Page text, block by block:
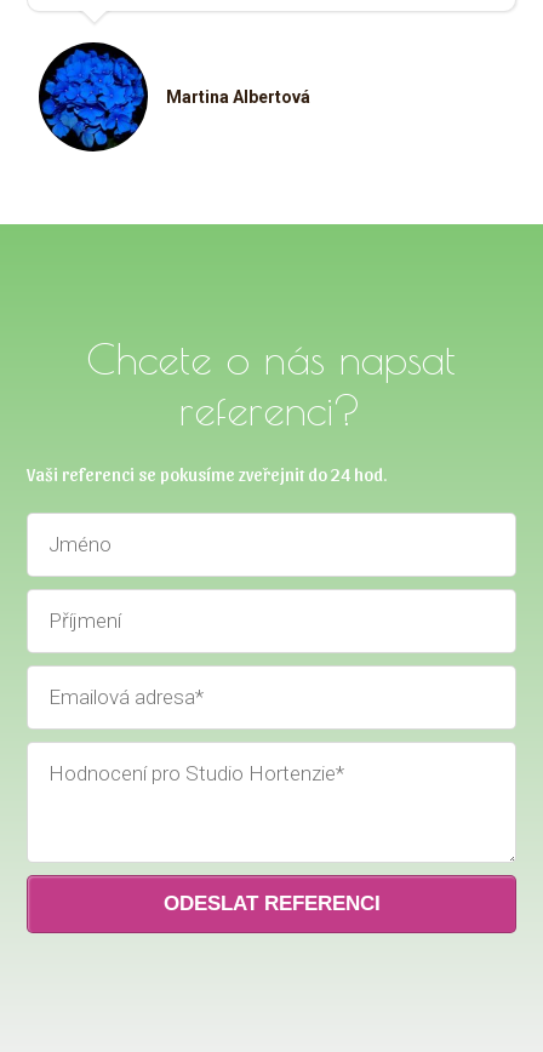
Martina Albertová
Chcete o nás napsat
referenci?
Vaši referenci se pokusíme zveřejnit do 24 hod.
ODESLAT REFERENCI